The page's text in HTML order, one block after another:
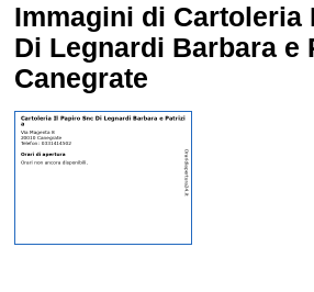
Immagini di Cartoleria
Di Legnardi Barbara e
Canegrate